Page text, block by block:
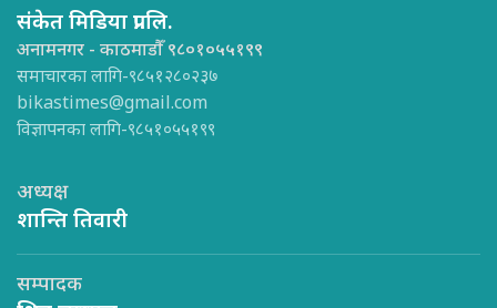
संकेत मिडिया प्रा.लि.
अनामनगर - काठमाडौँ ९८०१०५५१९९
समाचारका लागि-९८५१२८०२३७
bikastimes@gmail.com
विज्ञापनका लागि-९८५१०५५१९९
अध्यक्ष
शान्ति तिवारी
सम्पादक